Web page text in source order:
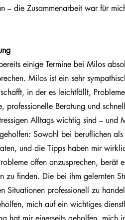
– die Zusammenarbeit war für
einige Termine bei Milos
Milos ist ein sehr
in der es leichtfällt, Probleme
professionelle Beratung und
Alltags wichtig sind – und
Sowohl bei beruflichen
und die Tipps haben mir
offen anzusprechen, berät
zu finden. Die bei ihm gelernten
Situationen professionell zu
mich auf ein wichtiges